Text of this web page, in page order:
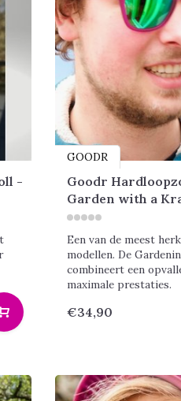
-
GOODR
Goodr
Garden with a
Een van de meest
modellen. De
combineert een
maximale prestaties.
€34,90